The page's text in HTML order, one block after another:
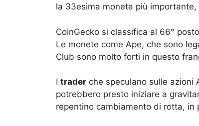
la 33esima moneta più
CoinGecko si classifica al 66°
Le monete come Ape, che sono
Club sono molto forti in questo
I trader che speculano sulle azioni
potrebbero presto iniziare a
repentino cambiamento di rotta, in